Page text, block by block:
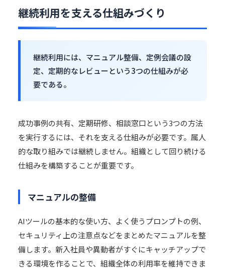
継続利用を支える仕組みづくり
継続利用には、マニュアル整備、定例会議の設
定、定期的なレビューという3つの仕組みが必
要である。
成功事例の共有、定期研修、相談窓口という3つの方法
を実行するには、それを支える仕組みが必要です。属人
的な取り組みでは継続しません。組織として回り続ける
仕組みを構築することが重要です。
マニュアルの整備
AIツールの基本的な使い方、よく使うプロンプトの例、
セキュリティ上の注意点などをまとめたマニュアルを整
備します。新入社員や異動者がすぐにキャッチアップで
きる環境を作ることで、組織全体の利用率を維持できま